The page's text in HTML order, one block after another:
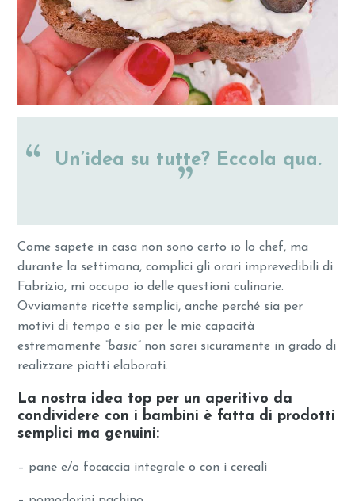
Un’idea su tutte? Eccola qua.
Come sapete in casa non sono certo io lo chef, ma
durante la settimana, complici gli orari imprevedibili di
Fabrizio, mi occupo io delle questioni culinarie.
Ovviamente ricette semplici, anche perché sia per
motivi di tempo e sia per le mie capacità
estremamente “basic” non sarei sicuramente in grado di
realizzare piatti elaborati.
La nostra idea top per un aperitivo da
condividere con i bambini è fatta di prodotti
semplici ma genuini:
– pane e/o focaccia integrale o con i cereali